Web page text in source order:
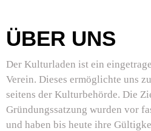
ÜBER UNS
Der Kulturladen ist ein
Verein. Dieses ermöglichte uns
seitens der Kulturbehörde. Die
Gründungssatzung wurden vor
und haben bis heute ihre